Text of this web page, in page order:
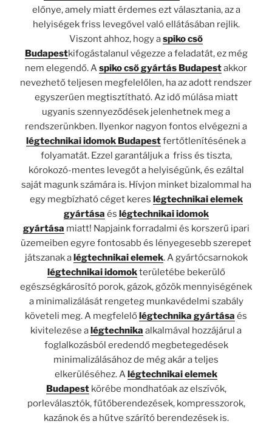
előnye, amely miatt érdemes ezt választania, az a
helyiségek friss levegővel való ellátásában rejlik.
Viszont ahhoz, hogy aspiko cső
Budapestkifogástalanul végezze a feladatát, ez még
nem elegendő. Aspiko cső gyártás Budapestakkor
nevezhető teljesen megfelelőlen, ha az adott rendszer
egyszerűen megtisztítható. Az idő múlása miatt
ugyanis szennyeződések jelenhetnek meg a
rendszerünkben. Ilyenkor nagyon fontos elvégezni a
légtechnikai idomok Budapestfertőtlenítésének a
folyamatát. Ezzel garantáljuk a friss és tiszta,
kórokozó-mentes levegőt a helyiségünk, és ezáltal
saját magunk számára is. Hívjon minket bizalommal ha
egy megbízható céget keres légtechnikai elemek
gyártása és légtechnikai idomok
gyártása miatt! Napjaink forradalmi és korszerű ipari
üzemeiben egyre fontosabb és lényegesebb szerepet
játszanak alégtechnikai elemek. A gyártócsarnokok
légtechnikai idomokterületébe bekerülő
egészségkárosító porok, gázok, gőzök mennyiségének
a minimalizálását rengeteg munkavédelmi szabály
követeli meg. A megfelelőlégtechnika gyártása és
kivitelezése alégtechnika alkalmával hozzájárul a
foglalkozásból eredendő megbetegedések
minimalizálásához de még akár a teljes
elkerüléséhez. Alégtechnikai elemek
Budapest körébe mondhatóak az elszívók,
porleválasztók, fűtőberendezések, kompresszorok,
kazánok és a hűtve szárító berendezések is.